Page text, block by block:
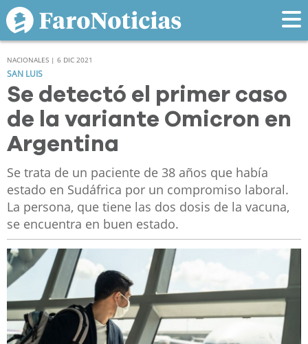
NACIONALES | 6 DIC 2021
SAN LUIS
Se detectó el primer caso
de la variante Omicron en
Argentina
Se trata de un paciente de 38 años que había
estado en Sudáfrica por un compromiso laboral.
La persona, que tiene las dos dosis de la vacuna,
se encuentra en buen estado.